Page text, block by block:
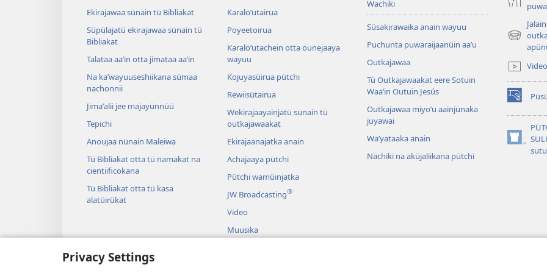
Privacy Settings
Ekirajawaa sünain tü Bibliakat
Süpülajatü ekirajawaa sünain tü
Bibliakat
Talataa aaʼin otta jimataa aaʼin
Na kaʼwayuuseshiikana sümaa
nachonnii
Jimaʼalii jee majayünnüü
Tepichi
Anoujaa nünain Maleiwa
Tü Bibliakat otta tü namakat na
cientiificokana
Tü Bibliakat otta tü kasa
alatüirükat
Karaloʼutairua
Poyeetoirua
Karaloʼutachein otta ounejaaya
wayuu
Kojuyasüirua pütchi
Rewiisütairua
Wekirajaayainjatü sünain tü
outkajawaakat
Ekirajaanajatka anain
Achajaaya pütchi
Pütchi wamüinjatka
JW Broadcasting®
Video
Muusika
Wachiki
Süsakirawaika anain wayuu
Puchunta puwaraijaanüin aaʼu
Outkajawaa
Tü Outkajawaakat eere Sotuin
Waaʼin Outuin Jesús
Outkajawaa miyo’u aainjünaka
juyawai
Waʼyataaka anain
Nachiki na aküjaliikana pütchi
(abre
nuevaVideo
(abre
una
ventana)
(abre